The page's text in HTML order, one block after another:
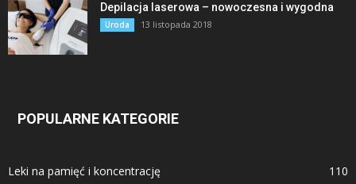
Depilacja laserowa – nowoczesna i wygodna
Uroda 13 listopada 2018
POPULARNE KATEGORIE
Leki na pamięć i koncentrację
110